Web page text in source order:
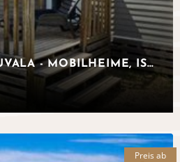
CAMPING BIJELA UVALA - MOBILHEIME, ISTRIEN
Preis ab